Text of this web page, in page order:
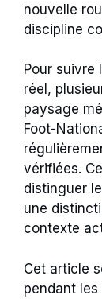
nouvelle
discipline
Pour suivre
réel,
paysage
Foot-
vérifiées.
distinguer
une
contexte
Cet article
pendant